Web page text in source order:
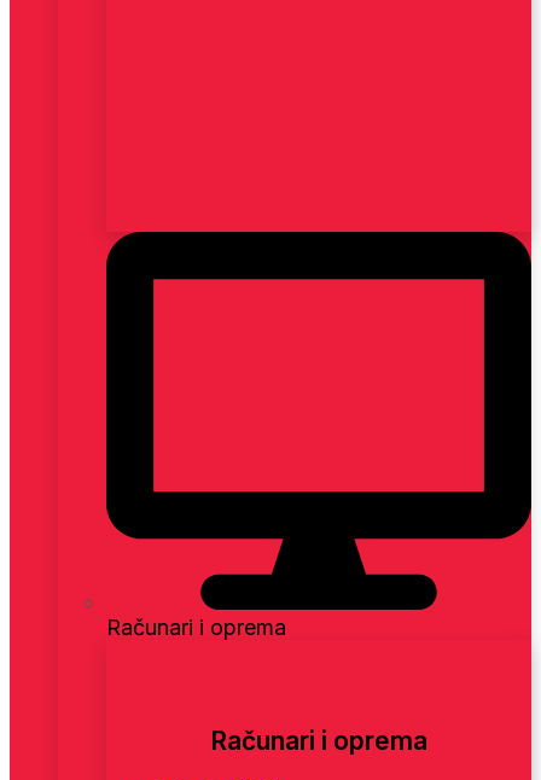
Računari i oprema
Računari i oprema